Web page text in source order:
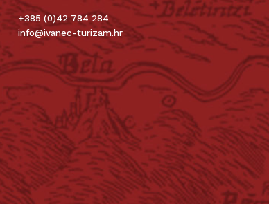
+385 (0)42 784 284
info@ivanec-turizam.hr